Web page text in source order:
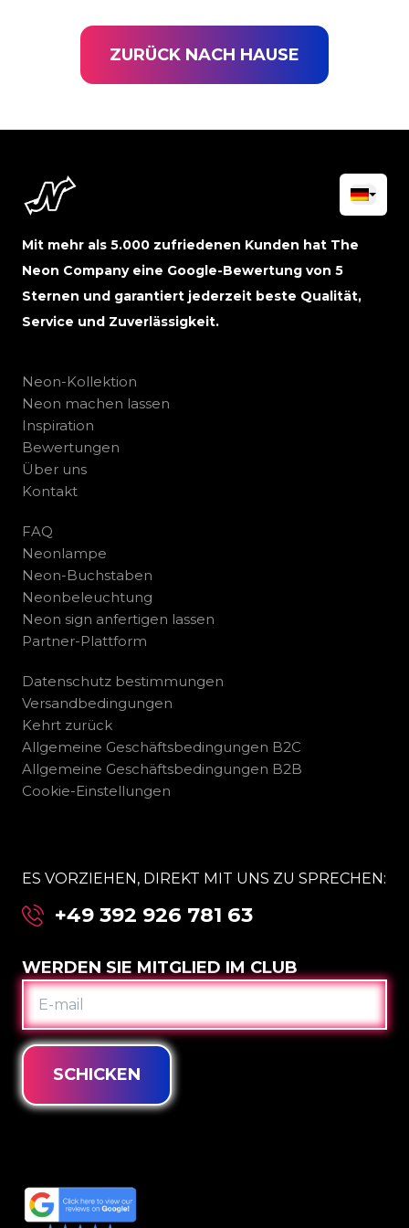
ZURÜCK NACH HAUSE
Mit mehr als 5.000 zufriedenen Kunden hat The
Neon Company eine Google-Bewertung von 5
Sternen und garantiert jederzeit beste Qualität,
Service und Zuverlässigkeit.
Neon-Kollektion
Neon machen lassen
Inspiration
Bewertungen
Über uns
Kontakt
FAQ
Neonlampe
Neon-Buchstaben
Neonbeleuchtung
Neon sign anfertigen lassen
Partner-Plattform
Datenschutz bestimmungen
Versandbedingungen
Kehrt zurück
Allgemeine Geschäftsbedingungen B2C
Allgemeine Geschäftsbedingungen B2B
Cookie-Einstellungen
ES VORZIEHEN, DIREKT MIT UNS ZU SPRECHEN:
+49 392 926 781 63
WERDEN SIE MITGLIED IM CLUB
E-
MAIL
SCHICKEN